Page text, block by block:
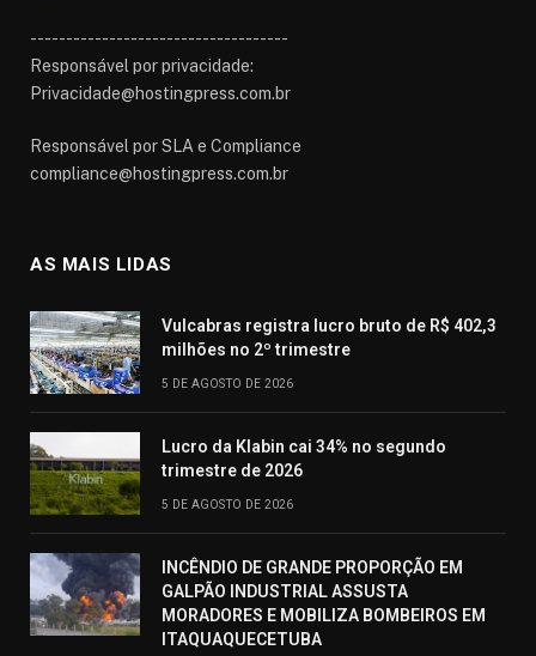
------------------------------------
Responsável por privacidade:
Privacidade@hostingpress.com.br
Responsável por SLA e Compliance
compliance@hostingpress.com.br
AS MAIS LIDAS
Vulcabras registra lucro bruto de R$ 402,3
milhões no 2º trimestre
5 DE AGOSTO DE 2026
Lucro da Klabin cai 34% no segundo
trimestre de 2026
5 DE AGOSTO DE 2026
INCÊNDIO DE GRANDE PROPORÇÃO EM
GALPÃO INDUSTRIAL ASSUSTA
MORADORES E MOBILIZA BOMBEIROS EM
ITAQUAQUECETUBA